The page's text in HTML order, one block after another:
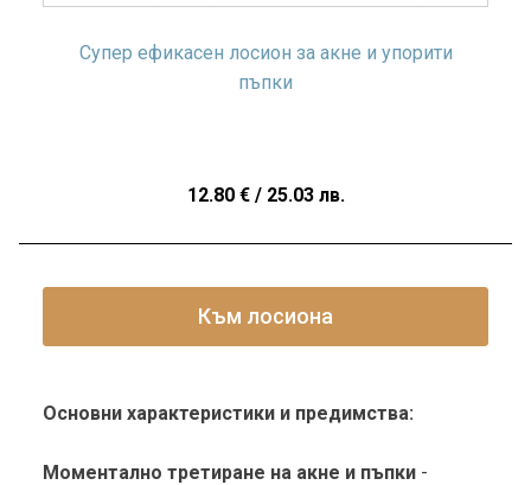
Супер ефикасен лосион за акне и упорити
пъпки
12.80 €/ 25.03 лв.
Към лосиона
Основни характеристики и предимства:
Моментално третиране на акне и пъпки -